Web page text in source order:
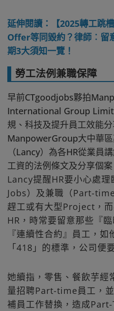
延伸閱讀：【2025轉工跳
Offer等同毀約？律師︰留
期3大須知一覽！
勞工法例兼職保障
早前CTgoodjobs夥拍
International Group
規、科技及提升員工效能
ManpowerGroup大中華
（Lancy）為各HR從業員
工資的法例條文及分享個
Lancy提醒HR要小心處
Jobs）及兼職（Part-
趕工或有大型Project，
HR，時常要留意那些『
『連續性合約』員工，
「418」的標準，公司便
她續指，零售、餐飲芋經
量招聘Part-time員工，
補員工作替換，造成